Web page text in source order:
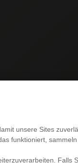
unsere Sites
funktioniert,
Falls